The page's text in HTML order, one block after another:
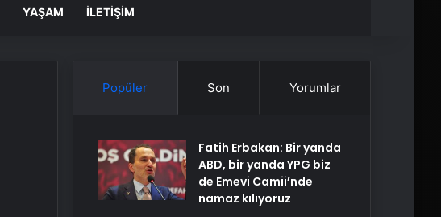
YAŞAM İLETIŞIM
Popüler Son Yorumlar
Fatih Erbakan: Bir yanda
ABD, bir yanda YPG biz
de Emevi Camii’nde
namaz kılıyoruz